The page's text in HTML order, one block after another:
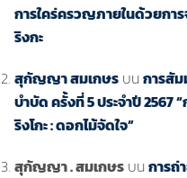
การใคร่ครวญภายในด้วยกา
ริงกะ
สุกัญญา สมเกษร บนการสั
บำบัด ครั้งที่ 5 ประจำปี 2567
ริงโกะ : ดอกไม้จัดใจ”
สุกัญญา . สมเกษร บนการถ่